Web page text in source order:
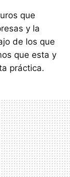
que
y la
de los que
que esta y
práctica.